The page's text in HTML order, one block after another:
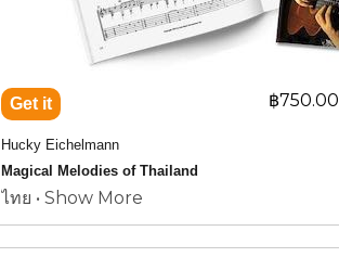
฿750.00
Hucky Eichelmann
Magical Melodies of Thailand
Thailand's most popular classical and folk music
AMI Book 2010-21
ไทย • Show More